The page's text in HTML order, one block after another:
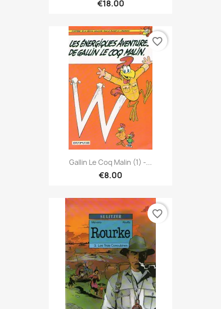
€18.00
Gallin Le Coq Malin (1) -...
€8.00
favorite_border
favorite_border